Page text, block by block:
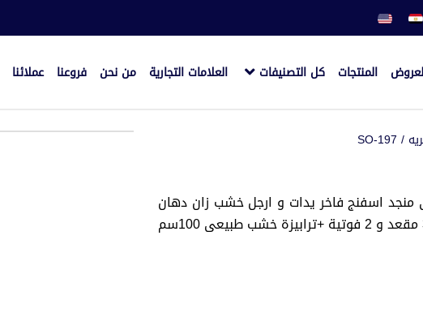
المنتجات كل التصنيفات العلامات التجارية من نحن فروعنا عملائنا
/ SO-197
اسفنج فاخر يدات و ارجل خشب زان دهان